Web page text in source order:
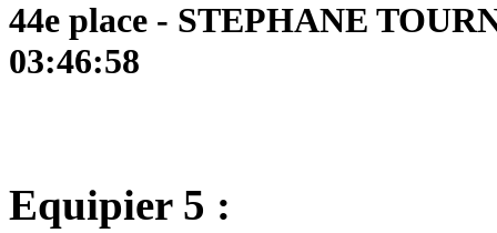
44e place - STEPHANE
03:46:58
Equipier 5 :